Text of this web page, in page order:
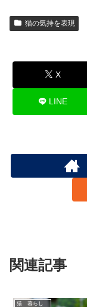
猫の気持を表現
X
LINE
関連記事
猫 暮らし